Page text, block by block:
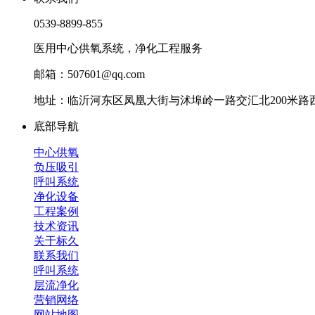
0539-8899-855
医用中心供氧系统，净化工程服务
邮箱：507601@qq.com
地址：临沂河东区凤凰大街与沭埠岭一路交汇北200米路
底部导航
中心供氧
负压吸引
呼叫系统
净化设备
工程案例
技术资讯
关于标久
联系我们
呼叫系统
层流净化
营销网络